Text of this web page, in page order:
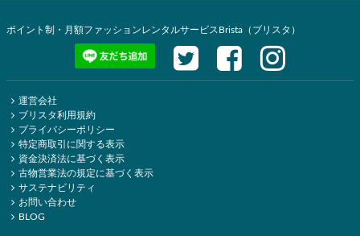
ポイント制・月額ファッションレンタルサービスBrista（ブリスタ）
運営会社
ブリスタ利用規約
プライバシーポリシー
特定商取引に関する表示
資金決済法に基づく表示
古物営業法の規定に基づく表示
サステナビリティ
お問い合わせ
BLOG